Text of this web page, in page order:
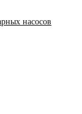
насосов